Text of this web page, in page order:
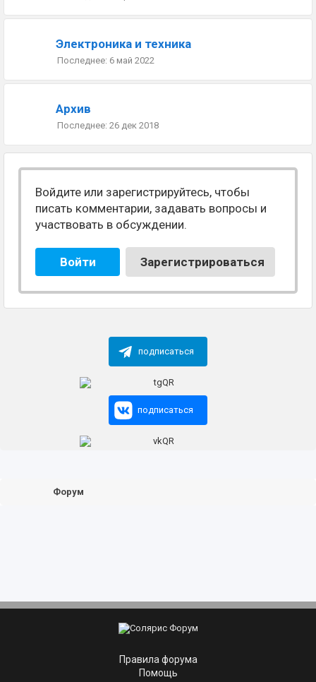
Электроника и техника
6 май 2022
Архив
26 дек 2018
Войдите или зарегистрируйтесь, чтобы
писать комментарии, задавать вопросы и
участвовать в обсуждении.
Войти Зарегистрироваться
подписаться
подписаться
Форум
Правила форума
Помощь